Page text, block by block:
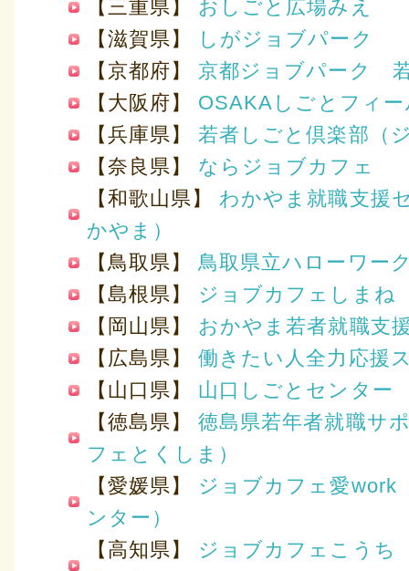
【三重県】 おしごと広場みえ
【滋賀県】
しがジョブパーク
【京都府】 京都ジョブパーク
【大阪府】 OSAKAしごとフィ
【兵庫県】若者しごと倶楽部（
【奈良県】 ならジョブカフェ
【和歌山県】わかやま就職支援
かやま）
【鳥取県】鳥取県立ハローワー
【島根県】 ジョブカフェしまね
【岡山県】 おかやま若者就職支
【広島県】働きたい人全力応援
【山口県】 山口しごとセンター
【徳島県】徳島県若年者就職サ
フェとくしま）
【愛媛県】 ジョブカフェ愛work
ンター）
【高知県】 ジョブカフェこうち